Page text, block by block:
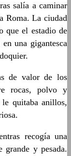
salía a caminar
Roma. La ciudad
que el estadio de
una gigantesca
de valor de los
rocas, polvo y
le quitaba anillos,
recogía una
grande y pesada.